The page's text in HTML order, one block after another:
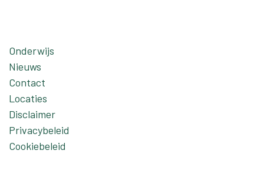
Onderwijs
Nieuws
Contact
Locaties
Disclaimer
Privacybeleid
Cookiebeleid